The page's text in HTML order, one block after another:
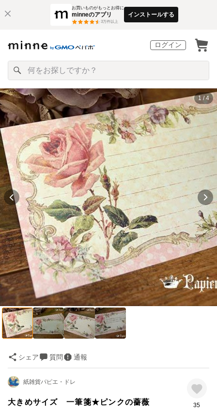
お買いものがもっとお得に
minneのアプリ
3万件以上
インストールする
ログイン
1 / 4
シェア 質問 通報
紙雑貨パピエ・ドレ
大きめサイズ 一筆箋★ピンクの薔薇 35